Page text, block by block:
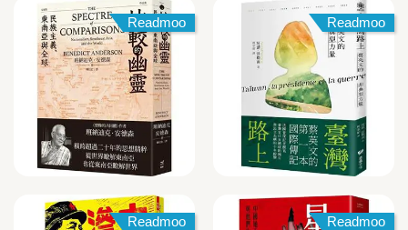
Readmoo Readmoo
Readmoo Readmoo